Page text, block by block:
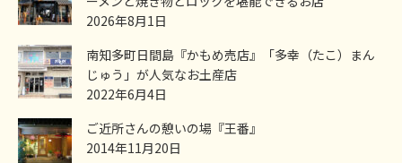
2026年8月1日
南知多町日間島『かもめ売店』「多幸（たこ）まん
じゅう」が人気なお土産店
2022年6月4日
ご近所さんの憩いの場『王番』
2014年11月20日